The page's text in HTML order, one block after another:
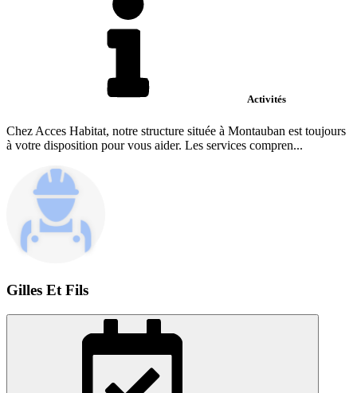
Activités
Chez Acces Habitat, notre structure située à Montauban est toujours
à votre disposition pour vous aider. Les services compren...
Gilles Et Fils